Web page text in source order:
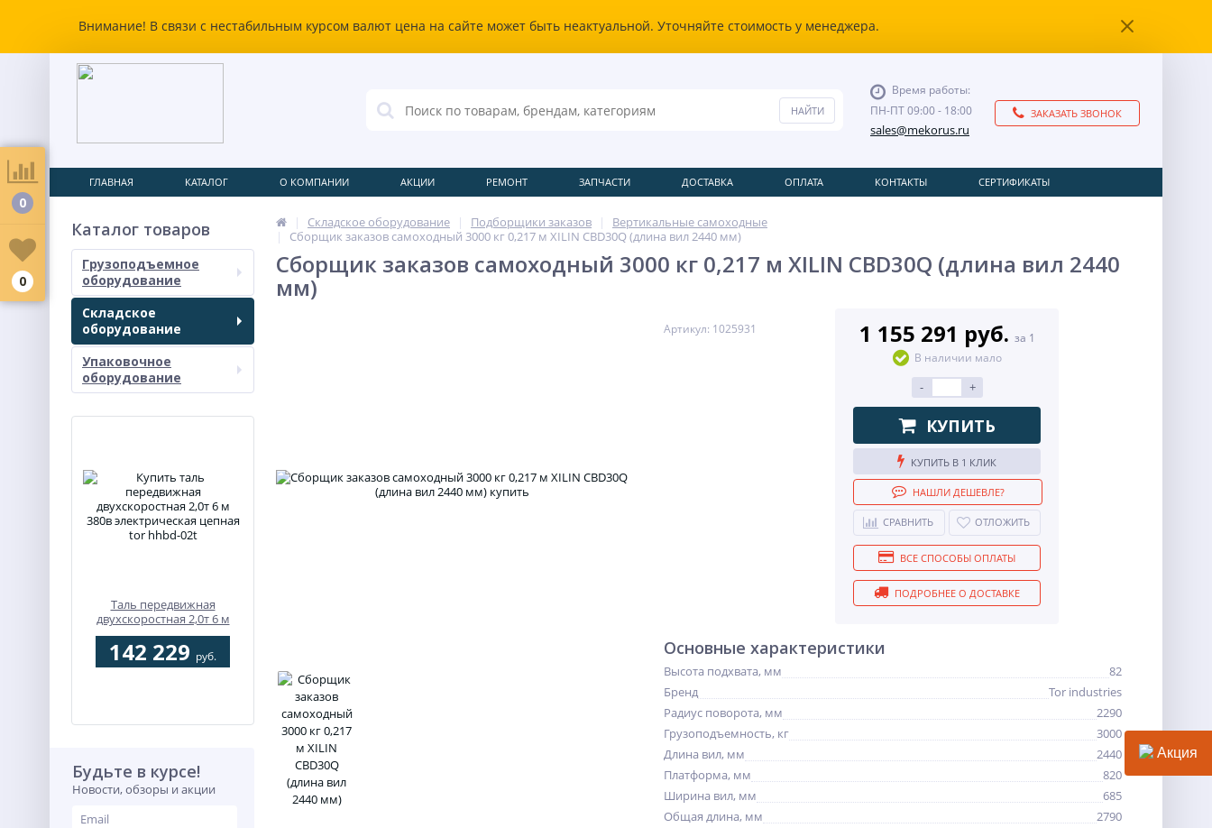
Внимание! В связи с нестабильным курсом валют цена на сайте может быть неактуальной. Уточняйте стоимость у менеджера.
Время работы:
ПН-ПТ 09:00 - 18:00
sales@mekorus.ru
ЗАКАЗАТЬ ЗВОНОК
ГЛАВНАЯ КАТАЛОГ О КОМПАНИИ АКЦИИ РЕМОНТ ЗАПЧАСТИ ДОСТАВКА ОПЛАТА КОНТАКТЫ СЕРТИФИКАТЫ
Каталог товаров
Грузоподъемное
оборудование
Складское
оборудование
Упаковочное
оборудование
Таль передвижная
двухскоростная 2,0т 6 м
380В электрическая цепная
TOR HHBD-02T
142 229 руб.
Будьте в курсе!
Новости, обзоры и акции
Складское оборудование Подборщики заказов
Вертикальные самоходные
Сборщик заказов самоходный 3000 кг 0,217 м XILIN CBD30Q (длина вил 2440 мм)
Сборщик заказов самоходный 3000 кг 0,217 м XILIN CBD30Q (длина вил 2440
мм)
Артикул: 1025931 1 155 291 руб. за 1
В наличии мало
- +
КУПИТЬ
КУПИТЬ В 1 КЛИК
НАШЛИ ДЕШЕВЛЕ?
СРАВНИТЬ ОТЛОЖИТЬ
ВСЕ СПОСОБЫ ОПЛАТЫ
ПОДРОБНЕЕ О ДОСТАВКЕ
Основные характеристики
Высота подхвата, мм
82
Бренд
Tor industries
Радиус поворота, мм
2290
Грузоподъемность, кг
3000
Длина вил, мм
2440
Платформа, мм
820
Ширина вил, мм
685
Общая длина, мм
2790
0
0
Акция